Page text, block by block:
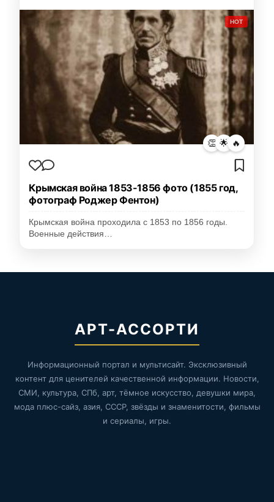
HOT
👏 🌟 🔥
Крымская война 1853-1856 фото (1855 год,
фотограф Роджер Фентон)
Крымская война проходила с 1853 по 1856 годы.
Военные действия…
АРТ-АССОРТИ
Информационный портал и мультисайт. Эксклюзивный
контент для ценителей качественной информации. Новости,
СМИ, культура, СПб, арт, тёмное искусство, девушки мира,
мода плюс-сайз, азия, СССР, звёзды и знаменитости, фильмы
и сериалы, игры.